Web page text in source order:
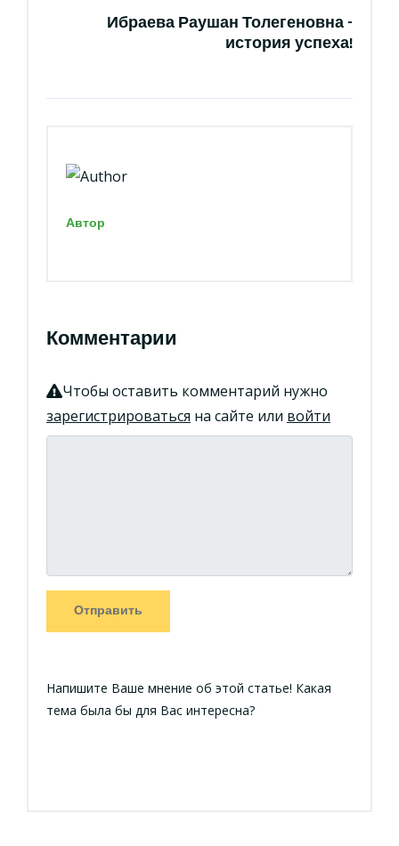
Ибраева Раушан Толегеновна -
история успеха!
Автор
Комментарии
Чтобы оставить комментарий нужно
зарегистрироваться на сайте или войти
Отправить
Напишите Ваше мнение об этой статье! Какая
тема была бы для Вас интересна?